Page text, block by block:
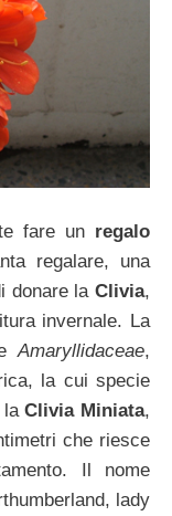
fare un regalo
regalare, una
donare la Clivia,
invernale. La
Amaryllidaceae,
la cui specie
laCliviaMiniata,
che riesce
Il nome
lady